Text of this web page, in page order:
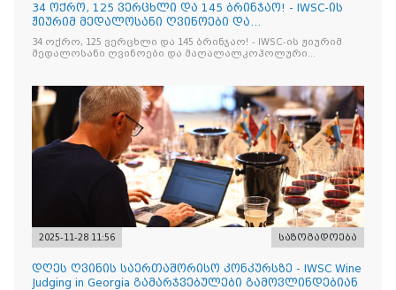
34 ოქრო, 125 ვერცხლი და 145 ბრინჯაო! - IWSC-ის
ჟიურიმ მედალოსანი ღვინოები და
მაღალალკოჰოლური სასმელე
34 ოქრო, 125 ვერცხლი და 145 ბრინჯაო! - IWSC-ის ჟიურიმ
მედალოსანი ღვინოები და მაღალალკოჰოლური
2025-11-28 11:56 საზოგადოება
დღეს ღვინის საერთაშორისო კონკურსზე - IWSC Wine
Judging in Georgia გამარჯვებულები გამოვლინდებიან